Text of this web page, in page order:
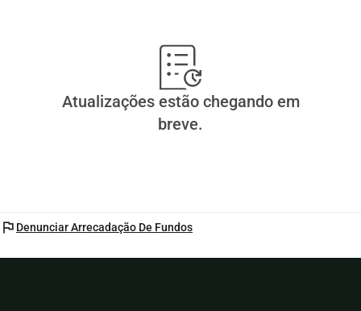
Atualizações estão chegando em
breve.
flag Denunciar Arrecadação De Fundos